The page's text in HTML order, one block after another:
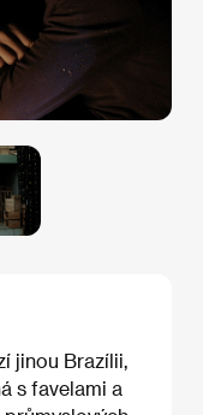
jinou Brazílii,
s favelami a